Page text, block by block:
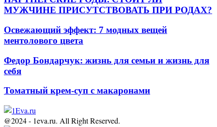
МУЖЧИНЕ ПРИСУТСТВОВАТЬ ПРИ РОДАХ?
Освежающий эффект: 7 модных вещей
ментолового цвета
Федор Бондарчук: жизнь для семьи и жизнь для
себя
Томатный крем-суп с макаронами
@2024 - 1eva.ru. All Right Reserved.